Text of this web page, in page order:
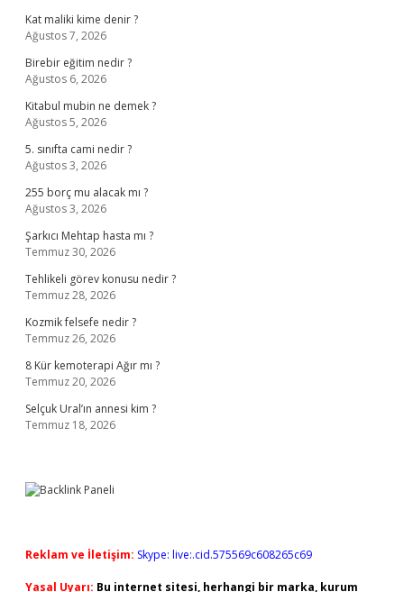
Kat maliki kime denir ?
Ağustos 7, 2026
Birebir eğitim nedir ?
Ağustos 6, 2026
Kitabul mubin ne demek ?
Ağustos 5, 2026
5. sınıfta cami nedir ?
Ağustos 3, 2026
255 borç mu alacak mı ?
Ağustos 3, 2026
Şarkıcı Mehtap hasta mı ?
Temmuz 30, 2026
Tehlikeli görev konusu nedir ?
Temmuz 28, 2026
Kozmik felsefe nedir ?
Temmuz 26, 2026
8 Kür kemoterapi Ağır mı ?
Temmuz 20, 2026
Selçuk Ural’ın annesi kim ?
Temmuz 18, 2026
Reklam ve İletişim: Skype: live:.cid.575569c608265c69
Yasal Uyarı: Bu internet sitesi, herhangi bir marka, kurum